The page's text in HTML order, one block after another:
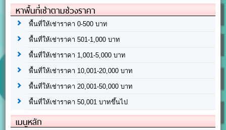
หาพื้นที่เช่าตามช่วงราคา
พื้นที่ให้เช่าราคา 0-500 บาท
พื้นที่ให้เช่าราคา 501-1,000 บาท
พื้นที่ให้เช่าราคา 1,001-5,000 บาท
พื้นที่ให้เช่าราคา 10,001-20,000 บาท
พื้นที่ให้เช่าราคา 20,001-50,000 บาท
พื้นที่ให้เช่าราคา 50,001 บาทขึ้นไป
เมนูหลัก